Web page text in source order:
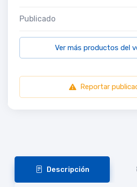
Publicado
Ver más productos del
Reportar
Descripción